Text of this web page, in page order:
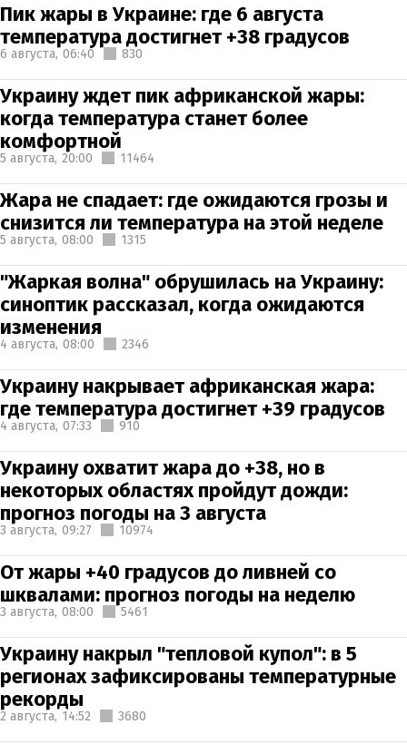
Пик жары в Украине: где 6 августа
температура достигнет +38 градусов
6 августа, 06:40 830
Украину ждет пик африканской жары:
когда температура станет более
комфортной
5 августа, 20:00 11464
Жара не спадает: где ожидаются грозы и
снизится ли температура на этой неделе
5 августа, 08:00 1315
"Жаркая волна" обрушилась на Украину:
синоптик рассказал, когда ожидаются
изменения
4 августа, 08:00 2346
Украину накрывает африканская жара:
где температура достигнет +39 градусов
4 августа, 07:33 910
Украину охватит жара до +38, но в
некоторых областях пройдут дожди:
прогноз погоды на 3 августа
3 августа, 09:27 10974
От жары +40 градусов до ливней со
шквалами: прогноз погоды на неделю
3 августа, 08:00 5461
Украину накрыл "тепловой купол": в 5
регионах зафиксированы температурные
рекорды
2 августа, 14:52 3680